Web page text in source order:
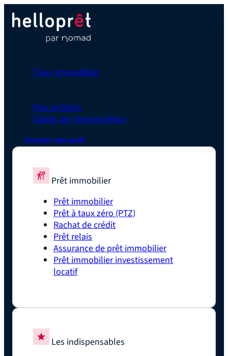
Taux immobilier
Nos articles
Guide de l'emprunteur
Simuler mon prêt
Prêt immobilier
Prêt immobilier
Prêt à taux zéro (PTZ)
Rachat de crédit
Prêt relais
Assurance de prêt immobilier
Prêt immobilier investissement
locatif
Les indispensables